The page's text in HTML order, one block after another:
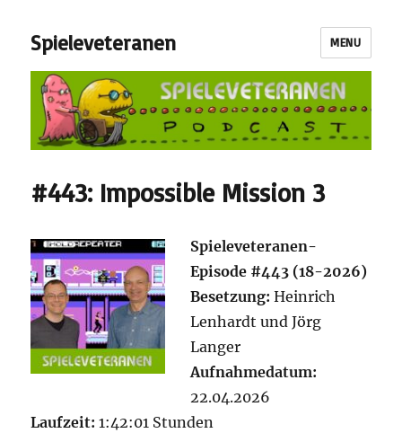
Spieleveteranen MENU
#443: Impossible Mission 3
Spieleveteranen-
Episode #443 (18-2026)
Besetzung:Heinrich
Lenhardt und Jörg
Langer
Aufnahmedatum:
22.04.2026
Laufzeit: 1:42:01 Stunden